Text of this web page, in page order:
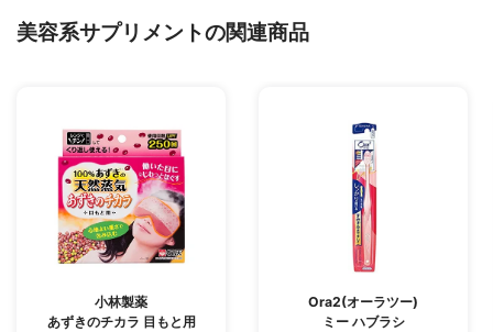
美容系サプリメントの関連商品
小林製薬
あずきのチカラ 目もと用
Ora2(オーラツー)
ミー ハブラシ